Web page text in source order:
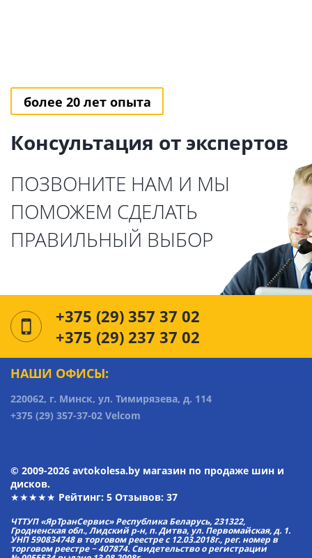
более 20 лет опыта
Консультация от экспертов
ПОЗВОНИТЕ НАМ И МЫ
ПОМОЖЕМ СДЕЛАТЬ
ПРАВИЛЬНЫЙ ВЫБОР
+375 (29) 357 37 02
+375 (29) 237 37 02
НАШИ ОФИСЫ:
220062, г. Минск, ул. Тимирязева, д. 114
+375 (29) 357-37-02 Velcom
© 2009-2026 avtokolesa.by магазин по продаже шин и
дисков.
★★★★★ Рейтинг: 5 Отзывов: 37
ЧТТУП «ЯрТранСервис» Республика Беларусь, 231322,
Гродненская обл., Лидский р-н, п. Дитва, ул. Первомайская, д. 1.
УНП 590834748 в торговом реестре с 12.03.2018г., рег. номер в
торговом реестре − 407874. Свидетельство о регистрации